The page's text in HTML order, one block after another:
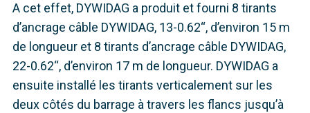
A cet effet, DYWIDAG a produit et fourni 8 tirants
d’ancrage câble DYWIDAG, 13-0.62‘‘, d’environ 15 m
de longueur et 8 tirants d’ancrage câble DYWIDAG,
22-0.62‘‘, d’environ 17 m de longueur. DYWIDAG a
ensuite installé les tirants verticalement sur les
deux côtés du barrage à travers les flancs jusqu’à